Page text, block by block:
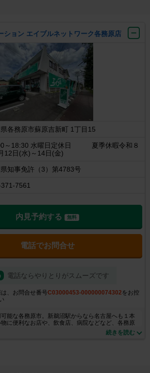
ション エイブルネットワーク各務原店
各務原市蘇原吉新町 1丁目15
～18:30 水曜日定休日 夏季休暇令和８
12日(水)～14日(金)
知事免許（3）第4783号
7561
内見予約する 無料
電話でお問合せ
電話ならやりとりがスムーズです
、お問合せ番号C03000453-000000074302 をお控
能な各務原市。新鵜沼駅からなら名古屋へも１本
に便利なお店や、飲食店、病院などなど、各務原
かせ！お部屋探しの不安や疑問、なんでもお気軽に
続きを読む